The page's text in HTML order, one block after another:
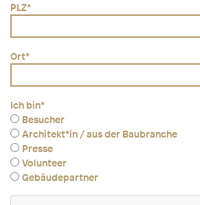
PLZ*
Ort*
Ich bin*
Besucher
Architekt*in / aus der Baubranche
Presse
Volunteer
Gebäudepartner